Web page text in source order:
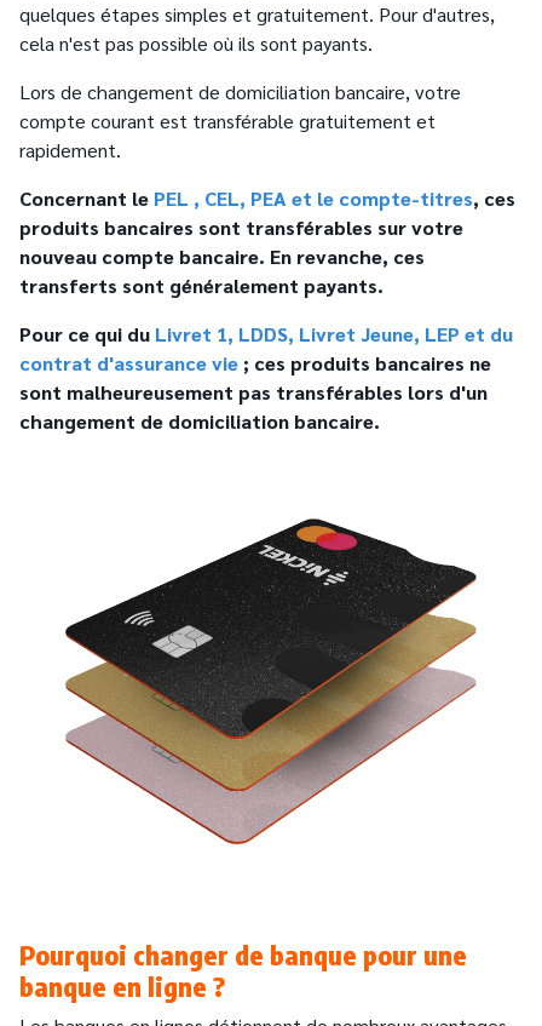
quelques étapes simples et gratuitement. Pour d'autres,
cela n'est pas possible où ils sont payants.
Lors de changement de domiciliation bancaire, votre
compte courant est transférable gratuitement et
rapidement.
Concernant le PEL , CEL, PEA et le compte-titres, ces
produits bancaires sont transférables sur votre
nouveau compte bancaire. En revanche, ces
transferts sont généralement payants.
Pour ce qui du Livret 1, LDDS, Livret Jeune, LEP et du
contrat d'assurance vie ; ces produits bancaires ne
sont malheureusement pas transférables lors d'un
changement de domiciliation bancaire.
Pourquoi changer de banque pour une
banque en ligne ?